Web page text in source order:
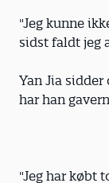
"Jeg kunne
sidst faldt jeg
Yan Jia
har han
"Jeg har købt